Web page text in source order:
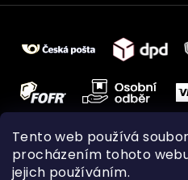
Tento web používá
procházením tohoto
jejich používáním.